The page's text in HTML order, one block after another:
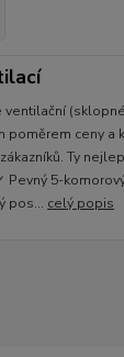
poměrem ceny a
Ty
Pevný 5-
pos... celý popis